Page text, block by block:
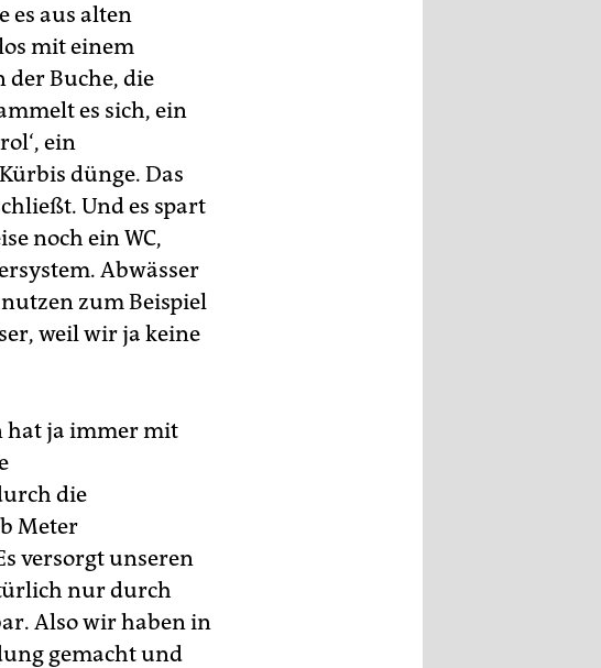
es aus alten
mit einem
der Buche, die
es sich, ein
ein
dünge. Das
Und es spart
noch ein WC,
Abwässer
zum Beispiel
weil wir ja keine
hat ja immer mit
die
Meter
versorgt unseren
nur durch
Also wir haben in
gemacht und